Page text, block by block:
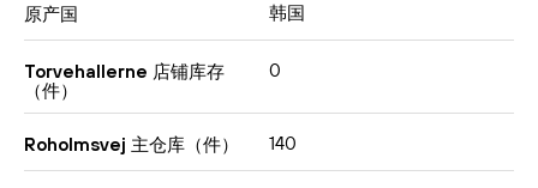
原产国 韩国
Torvehallerne 店铺库存
（件）
0
Roholmsvej 主仓库（件） 140